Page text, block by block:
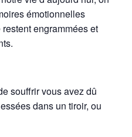
émotionnelles
engrammées et
souffrir vous avez dû
dans un tiroir, ou